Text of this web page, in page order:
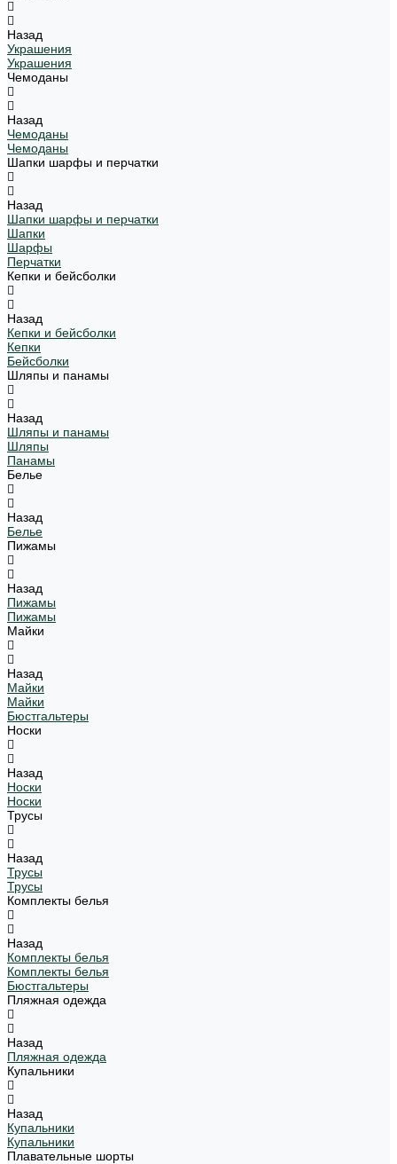
Назад
Украшения
Украшения
Чемоданы
Назад
Чемоданы
Чемоданы
Шапки шарфы и перчатки
Назад
Шапки шарфы и перчатки
Шапки
Шарфы
Перчатки
Кепки и бейсболки
Назад
Кепки и бейсболки
Кепки
Бейсболки
Шляпы и панамы
Назад
Шляпы и панамы
Шляпы
Панамы
Белье
Назад
Белье
Пижамы
Назад
Пижамы
Пижамы
Майки
Назад
Майки
Майки
Бюстгальтеры
Носки
Назад
Носки
Носки
Трусы
Назад
Трусы
Трусы
Комплекты белья
Назад
Комплекты белья
Комплекты белья
Бюстгальтеры
Пляжная одежда
Назад
Пляжная одежда
Купальники
Назад
Купальники
Купальники
Плавательные шорты